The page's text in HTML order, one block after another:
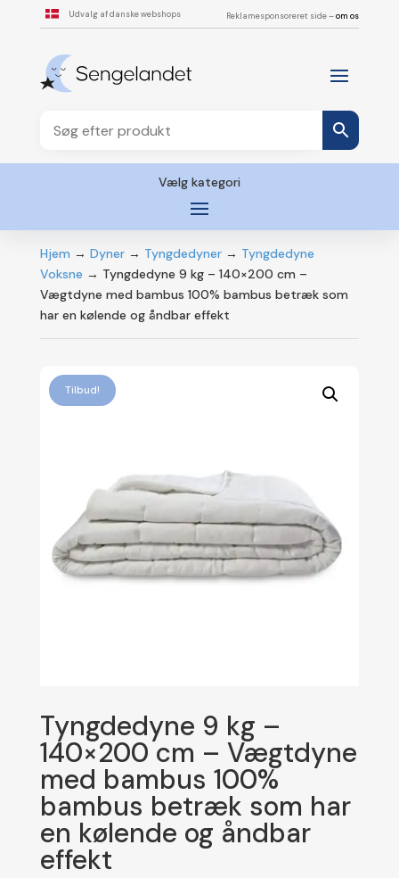
Udvalg af danske webshops Reklamesponsoreret side –om os
Vælg kategori
Hjem → Dyner→ Tyngdedyner→ Tyngdedyne
Voksne → Tyngdedyne 9 kg – 140×200 cm –
Vægtdyne med bambus 100% bambus betræk som
har en kølende og åndbar effekt
Tilbud!
Tyngdedyne 9 kg –
140×200 cm – Vægtdyne
med bambus 100%
bambus betræk som har
en kølende og åndbar
effekt